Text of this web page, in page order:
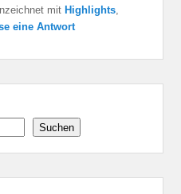
mit Highlights,
eine Antwort
Suchen